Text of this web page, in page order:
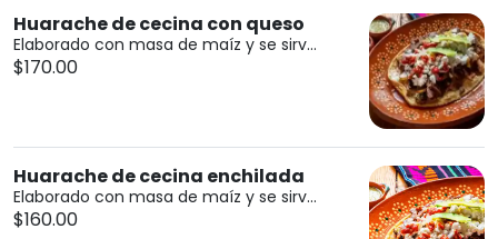
Huarache de cecina con queso
Elaborado con masa de maíz y se sirv...
$170.00
Huarache de cecina enchilada
Elaborado con masa de maíz y se sirv...
$160.00